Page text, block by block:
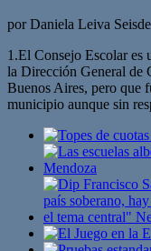
por Daniela Leiva
1.El Consejo Escolar es
la Dirección General de
Buenos Aires, pero que
municipio aunque sin